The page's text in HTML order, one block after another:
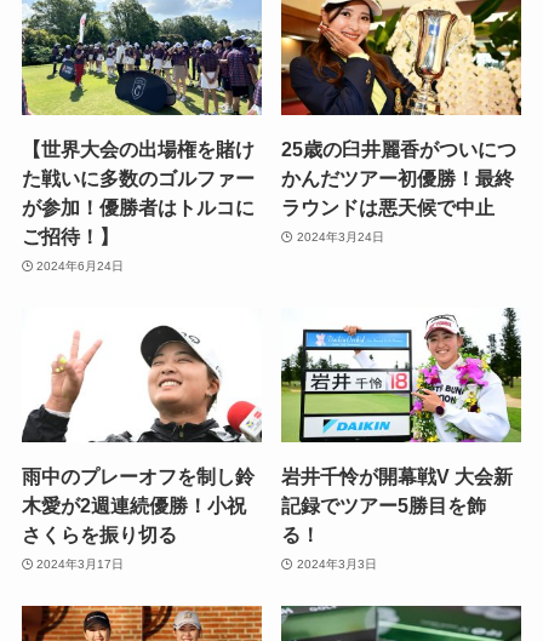
【世界大会の出場権を賭け
た戦いに多数のゴルファー
が参加！優勝者はトルコに
ご招待！】
2024年6月24日
25歳の臼井麗香がついにつ
かんだツアー初優勝！最終
ラウンドは悪天候で中止
2024年3月24日
雨中のプレーオフを制し鈴
木愛が2週連続優勝！小祝
さくらを振り切る
2024年3月17日
岩井千怜が開幕戦V 大会新
記録でツアー5勝目を飾
る！
2024年3月3日